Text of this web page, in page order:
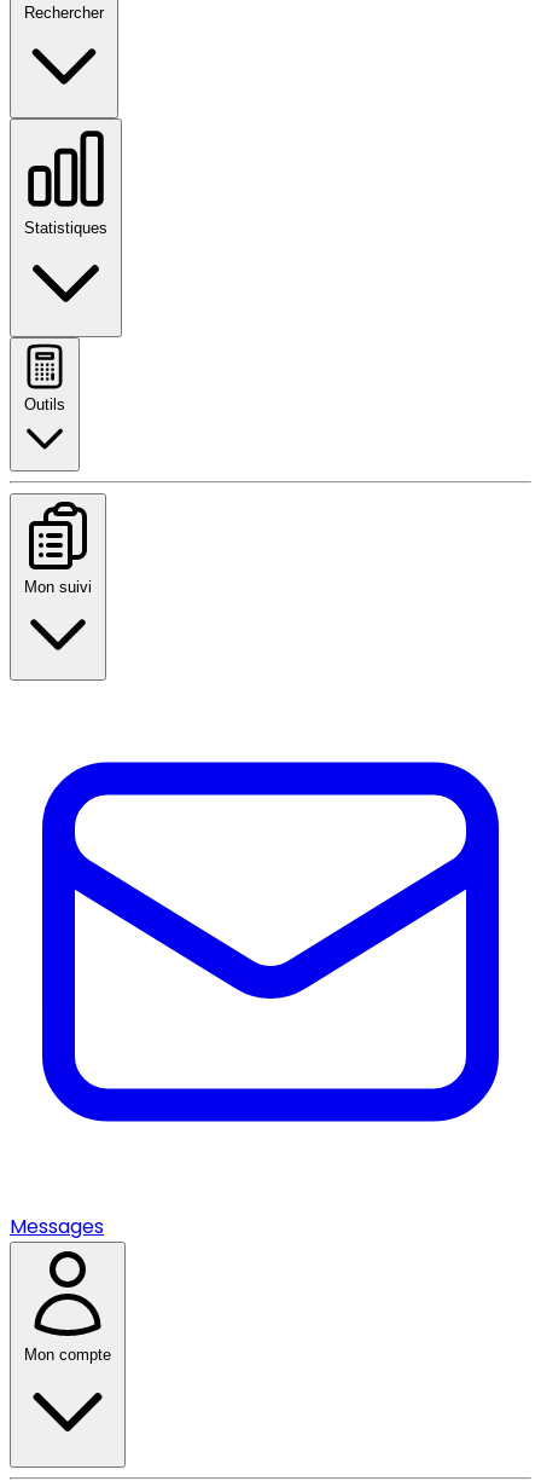
Rechercher
Statistiques
Outils
Mon suivi
Messages
Mon compte